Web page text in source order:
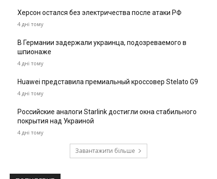
Херсон остался без электричества после атаки РФ
4 дні тому
В Германии задержали украинца, подозреваемого в
шпионаже
4 дні тому
Huawei представила премиальный кроссовер Stelato G9
4 дні тому
Российские аналоги Starlink достигли окна стабильного
покрытия над Украиной
4 дні тому
Завантажити більше